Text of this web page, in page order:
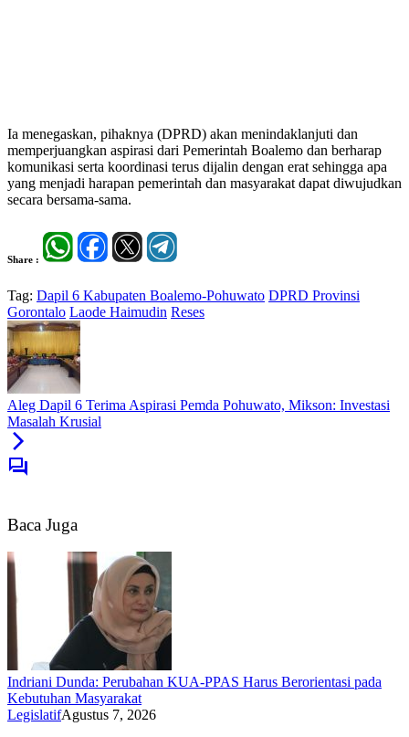
Ia menegaskan, pihaknya (DPRD) akan menindaklanjuti dan
memperjuangkan aspirasi dari Pemerintah Boalemo dan berharap
komunikasi serta koordinasi terus dijalin dengan erat sehingga apa
yang menjadi harapan pemerintah dan masyarakat dapat diwujudkan
secara bersama-sama.
Share :
Tag: Dapil 6 Kabupaten Boalemo-Pohuwato DPRD Provinsi
Gorontalo Laode Haimudin Reses
Aleg Dapil 6 Terima Aspirasi Pemda Pohuwato, Mikson: Investasi
Masalah Krusial
Baca Juga
Indriani Dunda: Perubahan KUA-PPAS Harus Berorientasi pada
Kebutuhan Masyarakat
LegislatifAgustus 7, 2026